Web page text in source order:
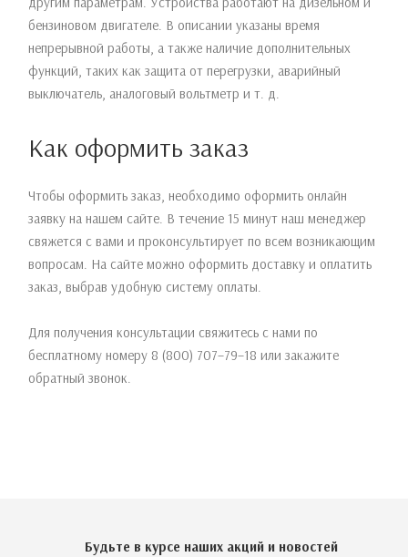
бензиновом двигателе. В описании указаны время
непрерывной работы, а также наличие дополнительных
функций, таких как защита от перегрузки, аварийный
выключатель, аналоговый вольтметр и т. д.
Как оформить заказ
Чтобы оформить заказ, необходимо оформить онлайн
заявку на нашем сайте. В течение 15 минут наш менеджер
свяжется с вами и проконсультирует по всем возникающим
вопросам. На сайте можно оформить доставку и оплатить
заказ, выбрав удобную систему оплаты.
Для получения консультации свяжитесь с нами по
бесплатному номеру 8 (800) 707–79–18 или закажите
обратный звонок.
Будьте в курсе наших акций и новостей